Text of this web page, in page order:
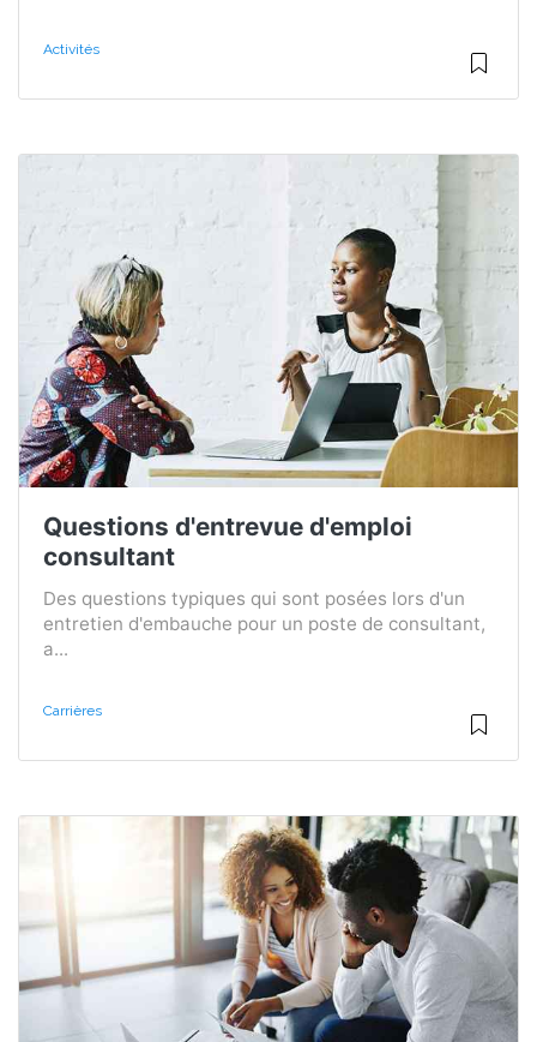
Activités
Questions d'entrevue d'emploi
consultant
Des questions typiques qui sont posées lors d'un
entretien d'embauche pour un poste de consultant,
a...
Carrières